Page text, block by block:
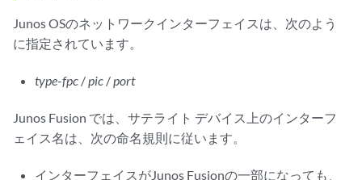
Junos OSのネットワークインターフェイスは、次のよう
に指定されています。
type-fpc /pic /port
Junos Fusion では、サテライト デバイス上のインターフ
ェイス名は、次の命名規則に従います。
インターフェイスがJunos Fusionの一部になっても、